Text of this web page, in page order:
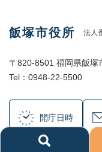
飯塚市役所 法人
〒820-8501 福岡県飯塚
Tel：0948-22-5500
開庁日時